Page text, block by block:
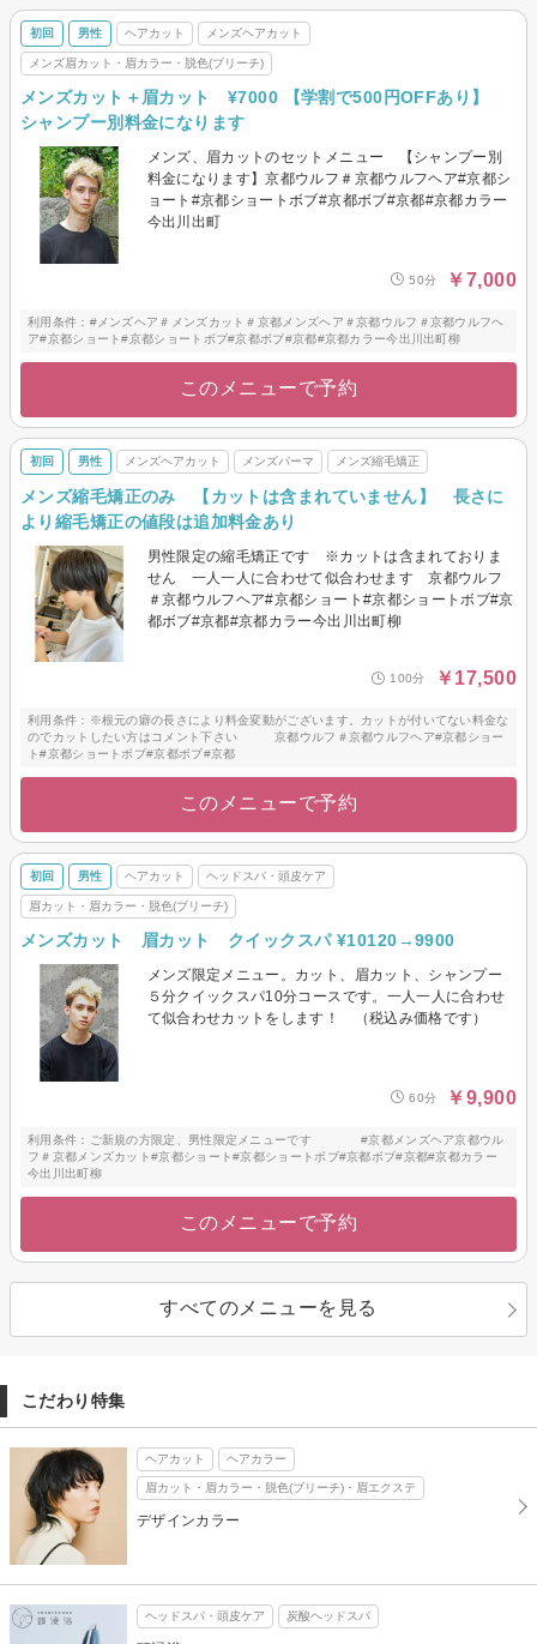
初回 男性 ヘアカット メンズヘアカット
メンズ眉カット・眉カラー・脱色(ブリーチ)
メンズカット＋眉カット ¥7000 【学割で500円OFFあり】
シャンプー別料金になります
メンズ、眉カットのセットメニュー 【シャンプー別
料金になります】京都ウルフ＃京都ウルフヘア#京都シ
ョート#京都ショートボブ#京都ボブ#京都#京都カラー
今出川出町
50分 ￥7,000
利用条件：#メンズヘア＃メンズカット＃京都メンズヘア＃京都ウルフ＃京都ウルフヘ
ア#京都ショート#京都ショートボブ#京都ボブ#京都#京都カラー今出川出町柳
このメニューで予約
初回 男性 メンズヘアカット メンズパーマ メンズ縮毛矯正
メンズ縮毛矯正のみ 【カットは含まれていません】 長さに
より縮毛矯正の値段は追加料金あり
男性限定の縮毛矯正です ※カットは含まれておりま
せん 一人一人に合わせて似合わせます 京都ウルフ
＃京都ウルフヘア#京都ショート#京都ショートボブ#京
都ボブ#京都#京都カラー今出川出町柳
100分 ￥17,500
利用条件：※根元の癖の長さにより料金変動がございます。カットが付いてない料金な
のでカットしたい方はコメント下さい 京都ウルフ＃京都ウルフヘア#京都ショー
ト#京都ショートボブ#京都ボブ#京都
このメニューで予約
初回 男性 ヘアカット ヘッドスパ・頭皮ケア
眉カット・眉カラー・脱色(ブリーチ)
メンズカット 眉カット クイックスパ ¥10120→9900
メンズ限定メニュー。カット、眉カット、シャンプー
５分クイックスパ10分コースです。一人一人に合わせ
て似合わせカットをします！ （税込み価格です）
60分 ￥9,900
利用条件：ご新規の方限定、男性限定メニューです #京都メンズヘア京都ウル
フ＃京都メンズカット#京都ショート#京都ショートボブ#京都ボブ#京都#京都カラー
今出川出町柳
このメニューで予約
すべてのメニューを見る
こだわり特集
ヘアカット ヘアカラー
眉カット・眉カラー・脱色(ブリーチ)・眉エクステ
デザインカラー
ヘッドスパ・頭皮ケア 炭酸ヘッドスパ